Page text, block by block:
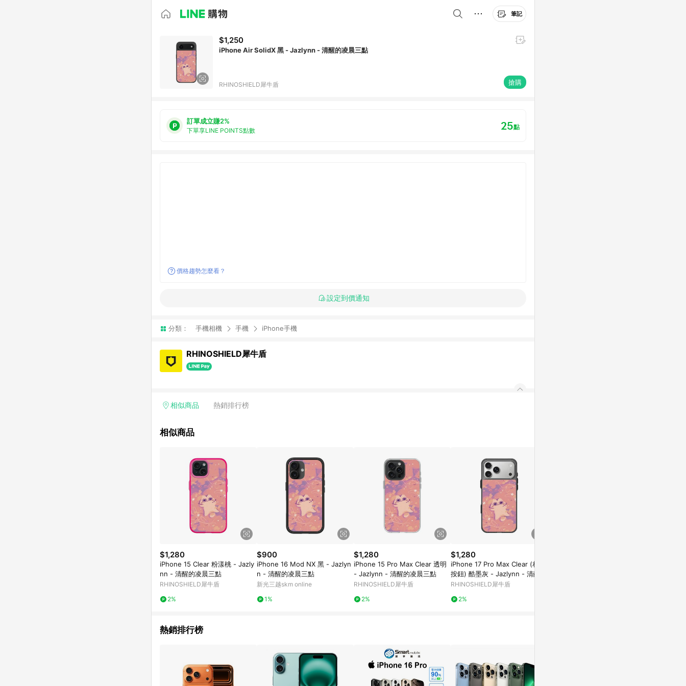
筆記
$1,250
iPhone Air SolidX 黑 - Jazlynn - 清醒的凌晨三點
RHINOSHIELD犀牛盾 搶購
訂單成立賺2%
下單享LINE POINTS點數 25點
價格趨勢怎麼看？
設定到價通知
分類： 手機相機 手機 iPhone手機
RHINOSHIELD犀牛盾
相似商品 熱銷排行榜
相似商品
$1,280
iPhone 15 Clear 粉漾桃 - Jazly
nn - 清醒的凌晨三點
RHINOSHIELD犀牛盾
2%
$900
iPhone 16 Mod NX 黑 - Jazlyn
n - 清醒的凌晨三點
新光三越skm online
1%
$1,280
iPhone 15 Pro Max Clear 透明
- Jazlynn - 清醒的凌晨三點
RHINOSHIELD犀牛盾
2%
$1,280
iPhone 17 Pro Max Clear (相機
按鈕) 酷墨灰 - Jazlynn - 清醒的
凌晨三點
RHINOSHIELD犀牛盾
2%
熱銷排行榜